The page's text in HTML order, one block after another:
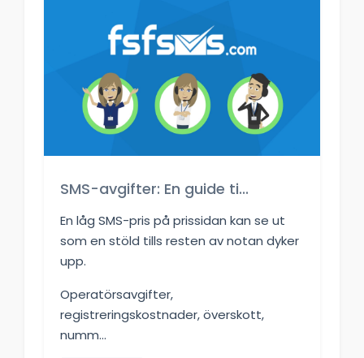
SMS-avgifter: En guide ti...
En låg SMS-pris på prissidan kan se ut
som en stöld tills resten av notan dyker
upp.
Operatörsavgifter,
registreringskostnader, överskott,
numm...